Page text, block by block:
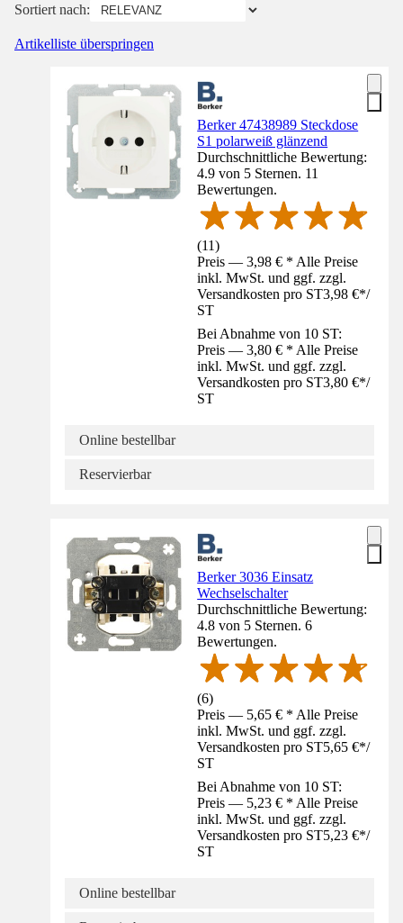
Sortiert nach:
Artikelliste überspringen
Berker 47438989 Steckdose
S1 polarweiß glänzend
Durchschnittliche Bewertung:
4.9 von 5 Sternen. 11
Bewertungen.
(11)
Preis — 3,98 € * Alle Preise
inkl. MwSt. und ggf. zzgl.
Versandkosten pro ST3,98 €*/
ST
Bei Abnahme von 10 ST:
Preis — 3,80 € * Alle Preise
inkl. MwSt. und ggf. zzgl.
Versandkosten pro ST3,80 €*/
ST
Online bestellbar
Reservierbar
Berker 3036 Einsatz
Wechselschalter
Durchschnittliche Bewertung:
4.8 von 5 Sternen. 6
Bewertungen.
(6)
Preis — 5,65 € * Alle Preise
inkl. MwSt. und ggf. zzgl.
Versandkosten pro ST5,65 €*/
ST
Bei Abnahme von 10 ST:
Preis — 5,23 € * Alle Preise
inkl. MwSt. und ggf. zzgl.
Versandkosten pro ST5,23 €*/
ST
Online bestellbar